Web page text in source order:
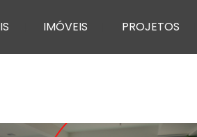
IMÓVEIS PROJETOS